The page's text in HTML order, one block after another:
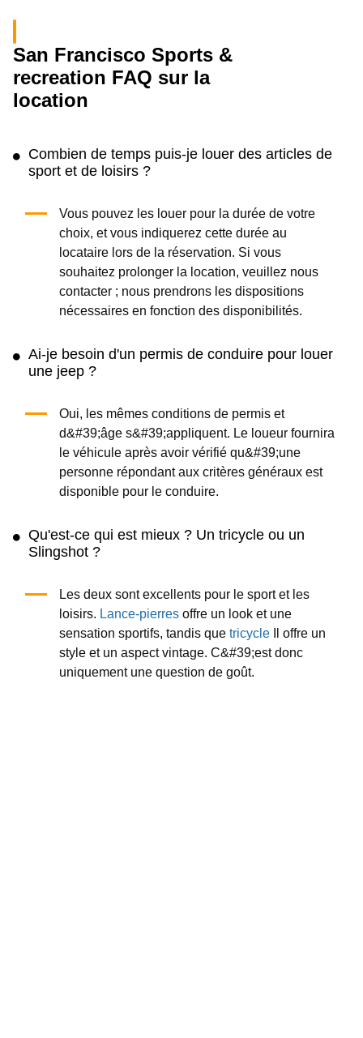
San Francisco Sports &
recreation FAQ sur la
location
Combien de temps puis-je louer des articles de
sport et de loisirs ?
Vous pouvez les louer pour la durée de votre
choix, et vous indiquerez cette durée au
locataire lors de la réservation. Si vous
souhaitez prolonger la location, veuillez nous
contacter ; nous prendrons les dispositions
nécessaires en fonction des disponibilités.
Ai-je besoin d'un permis de conduire pour louer
une jeep ?
Oui, les mêmes conditions de permis et
d&#39;âge s&#39;appliquent. Le loueur fournira
le véhicule après avoir vérifié qu&#39;une
personne répondant aux critères généraux est
disponible pour le conduire.
Qu'est-ce qui est mieux ? Un tricycle ou un
Slingshot ?
Les deux sont excellents pour le sport et les
loisirs. Lance-pierresoffre un look et une
sensation sportifs, tandis que tricycleIl offre un
style et un aspect vintage. C&#39;est donc
uniquement une question de goût.